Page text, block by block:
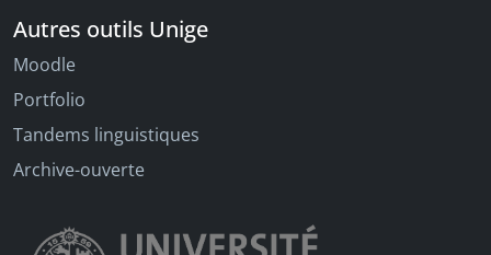
Autres outils Unige
Moodle
Portfolio
Tandems linguistiques
Archive-ouverte